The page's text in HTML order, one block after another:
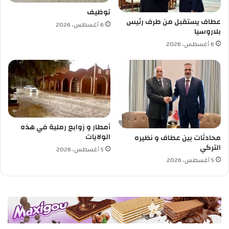
محمود قرومي، بصفته نائب مدير للدراسات و التنظيم.
عطاف يستقبل من طرف رئيس
بلاروسيا
6 أغسطس، 2026
توظيف
6 أغسطس، 2026
محادثات بين عطاف و نظيره
التركي
5 أغسطس، 2026
أمطار و زوابع رملية في هذه
الولايات
5 أغسطس، 2026